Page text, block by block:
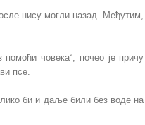
нису могли назад. Међутим,
човека“, почео је причу
псе.
би и даље били без воде на